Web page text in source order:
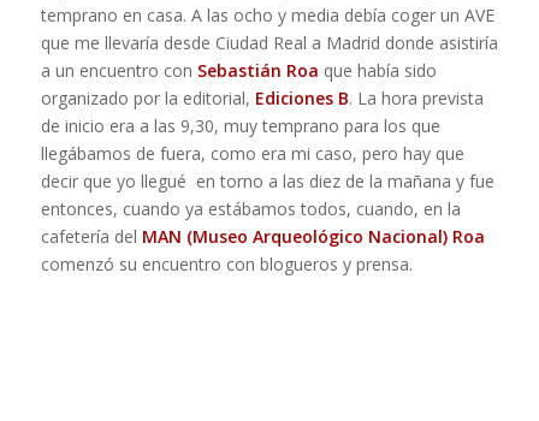
temprano en casa. A las ocho y media debía coger un AVE
que me llevaría desde Ciudad Real a Madrid donde asistiría
a un encuentro con Sebastián Roa que había sido
organizado por la editorial, Ediciones B. La hora prevista
de inicio era a las 9,30, muy temprano para los que
llegábamos de fuera, como era mi caso, pero hay que
decir que yo llegué en torno a las diez de la mañana y fue
entonces, cuando ya estábamos todos, cuando, en la
cafetería del MAN (Museo Arqueológico Nacional) Roa
comenzó su encuentro con blogueros y prensa.